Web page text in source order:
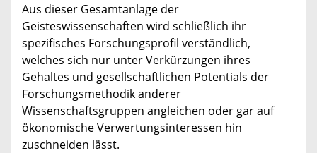
Aus dieser Gesamtanlage der
Geisteswissenschaften wird schließlich ihr
spezifisches Forschungsprofil verständlich,
welches sich nur unter Verkürzungen ihres
Gehaltes und gesellschaftlichen Potentials der
Forschungsmethodik anderer
Wissenschaftsgruppen angleichen oder gar auf
ökonomische Verwertungsinteressen hin
zuschneiden lässt.